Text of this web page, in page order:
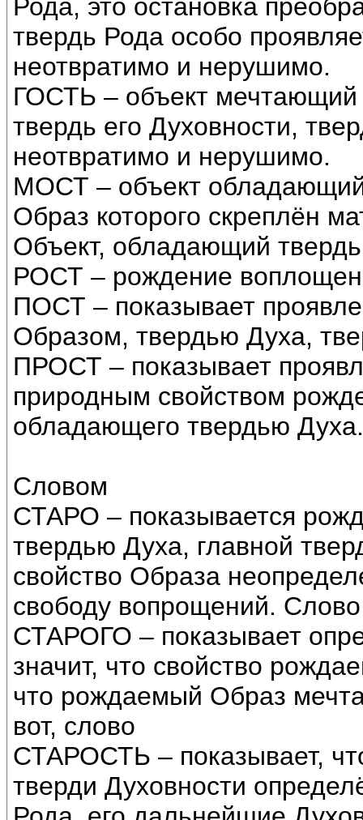
Рода, это остановка
твердь Рода особо
неотвратимо и нерушимо.
ГОСТЬ – объект мечтающий
твердь его Духовности,
неотвратимо и нерушимо.
МОСТ – объект
Образ которого скреплён
Объект, обладающий
РОСТ – рождение
ПОСТ – показывает
Образом, твердью Духа,
ПРОСТ – показывает
природным свойством
обладающего твердью Духа.
Словом
СТАРО – показывается
твердью Духа, главной
свойство Образа
свободу вопрощений. Слово
СТАРОГО – показывает
значит, что свойство
что рождаемый Образ
вот, слово
СТАРОСТЬ – показывает,
тверди Духовности